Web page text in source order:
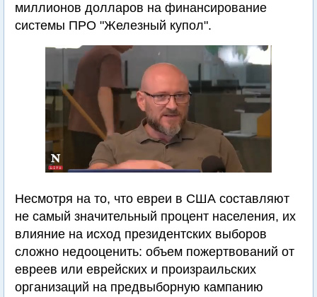
миллионов долларов на финансирование
системы ПРО "Железный купол".
Несмотря на то, что евреи в США составляют
не самый значительный процент населения, их
влияние на исход президентских выборов
сложно недооценить: объем пожертвований от
евреев или еврейских и произраильских
организаций на предвыборную кампанию